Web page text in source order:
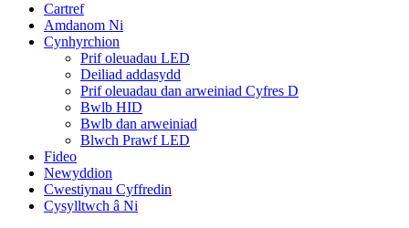
Cartref
Amdanom Ni
Cynhyrchion
Prif oleuadau LED
Deiliad addasydd
Prif oleuadau dan arweiniad Cyfres D
Bwlb HID
Bwlb dan arweiniad
Blwch Prawf LED
Fideo
Newyddion
Cwestiynau Cyffredin
Cysylltwch â Ni